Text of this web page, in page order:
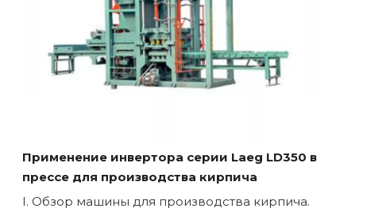
Применение инвертора серии Laeg LD350 в
прессе для производства кирпича
I. Обзор машины для производства кирпича.